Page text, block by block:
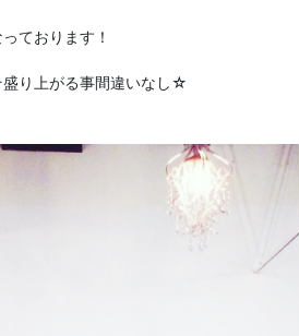
ております！
盛り上がる事間違いなし☆